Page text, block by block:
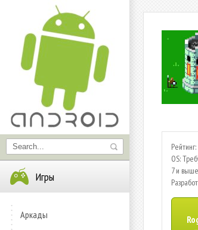
Игры
Аркады
OS:
7 и выше